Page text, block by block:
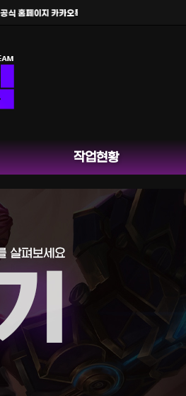
페이지 카카오톡 외 다른 채팅은 운영하지 않습니다.
작업현황